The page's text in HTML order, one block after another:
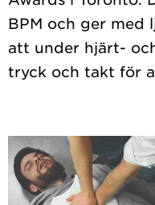
BPM och ger med
att under hjärt-